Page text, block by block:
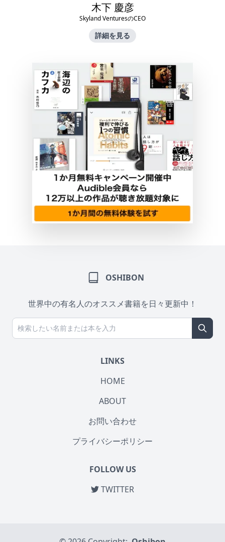
木下 慶彦
Skyland VenturesのCEO
詳細を見る
OSHIBON
世界中の有名人のオススメ書籍を日々更新中！
LINKS
HOME
ABOUT
お問い合わせ
プライバシーポリシー
FOLLOW US
TWITTER